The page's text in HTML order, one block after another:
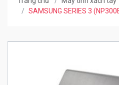
SAMSUNG SERIES 3